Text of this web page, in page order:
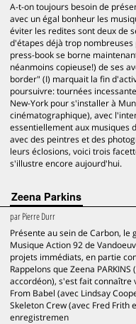
A-t-on toujours besoin de
avec un égal bonheur les
éviter les redites sont deux de
d'étapes déjà trop
press-book se borne
néanmoins copieuse!) de ses
border" (I) marquait la fin
poursuivre: tournées
New-York pour s'installer à
cinématographique), avec
essentiellement aux musiques
avec des peintres et des
leurs éclosions, voici trois
s'illustre encore aujourd'hui.
Zeena Parkins
parPierre Durr
Présente au sein de Carbon,
Musique Action 92 de
projets immédiats, en partie
Rappelons que Zeena
accordéon), s'est fait connaître
From Babel (avec Lindsay
Skeleton Crew (avec Fred Frith
enregistremen